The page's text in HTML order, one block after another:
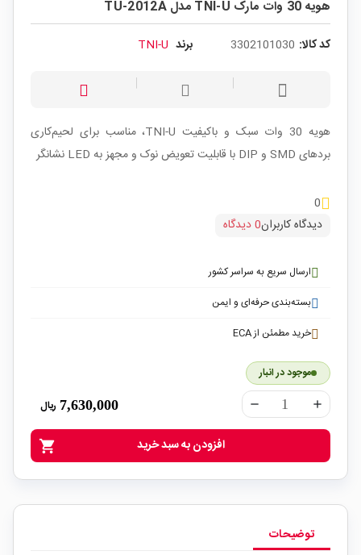
هویه 30 وات مارک TNI-U مدل TU-2012A
کد کالا: 3302101030 برند TNI-U
هویه 30 وات سبک و باکیفیت TNI-U، مناسب برای لحیم‌کاری
بردهای SMD و DIP با قابلیت تعویض نوک و مجهز به LED نشانگر
0
دیدگاه کاربران0 دیدگاه
ارسال سریع به سراسر کشور
بسته‌بندی حرفه‌ای و ایمن
خرید مطمئن از ECA
موجود در انبار
remove add
7,630,000 ریال
shopping_cart افزودن به سبد خرید
توضیحات